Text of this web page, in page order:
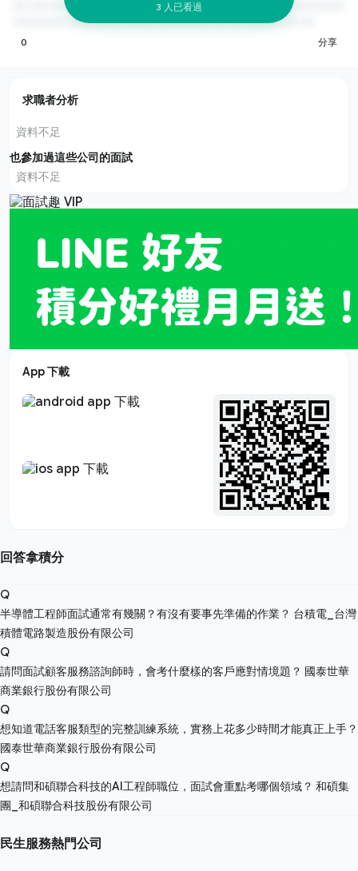
3 人已看過
0 分享
求職者分析
資料不足
也參加過這些公司的面試
資料不足
App 下載
回答拿積分
Q
半導體工程師面試通常有幾關？有沒有要事先準備的作業？ 台積電_台灣
積體電路製造股份有限公司
Q
請問面試顧客服務諮詢師時，會考什麼樣的客戶應對情境題？ 國泰世華
商業銀行股份有限公司
Q
想知道電話客服類型的完整訓練系統，實務上花多少時間才能真正上手？
國泰世華商業銀行股份有限公司
Q
想請問和碩聯合科技的AI工程師職位，面試會重點考哪個領域？ 和碩集
團_和碩聯合科技股份有限公司
民生服務熱門公司